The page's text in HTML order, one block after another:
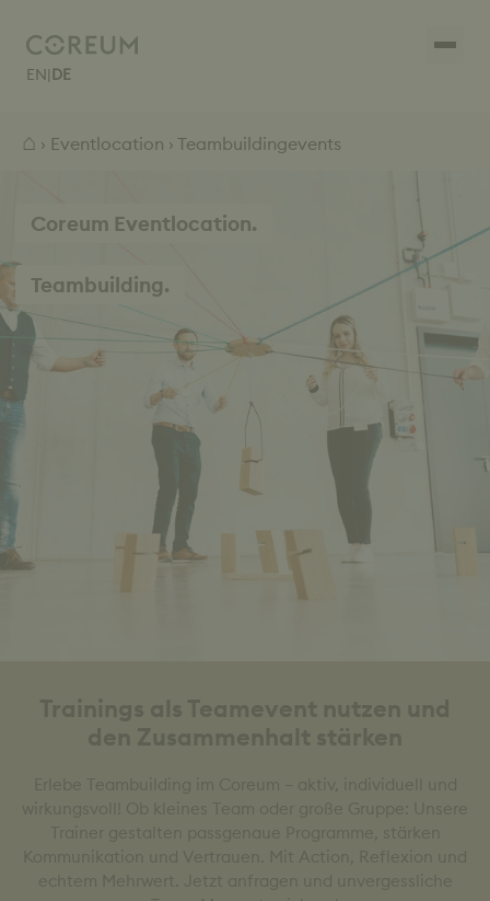
EN|DE
⌂ › Eventlocation › Teambuildingevents
Coreum Eventlocation.
Teambuilding.